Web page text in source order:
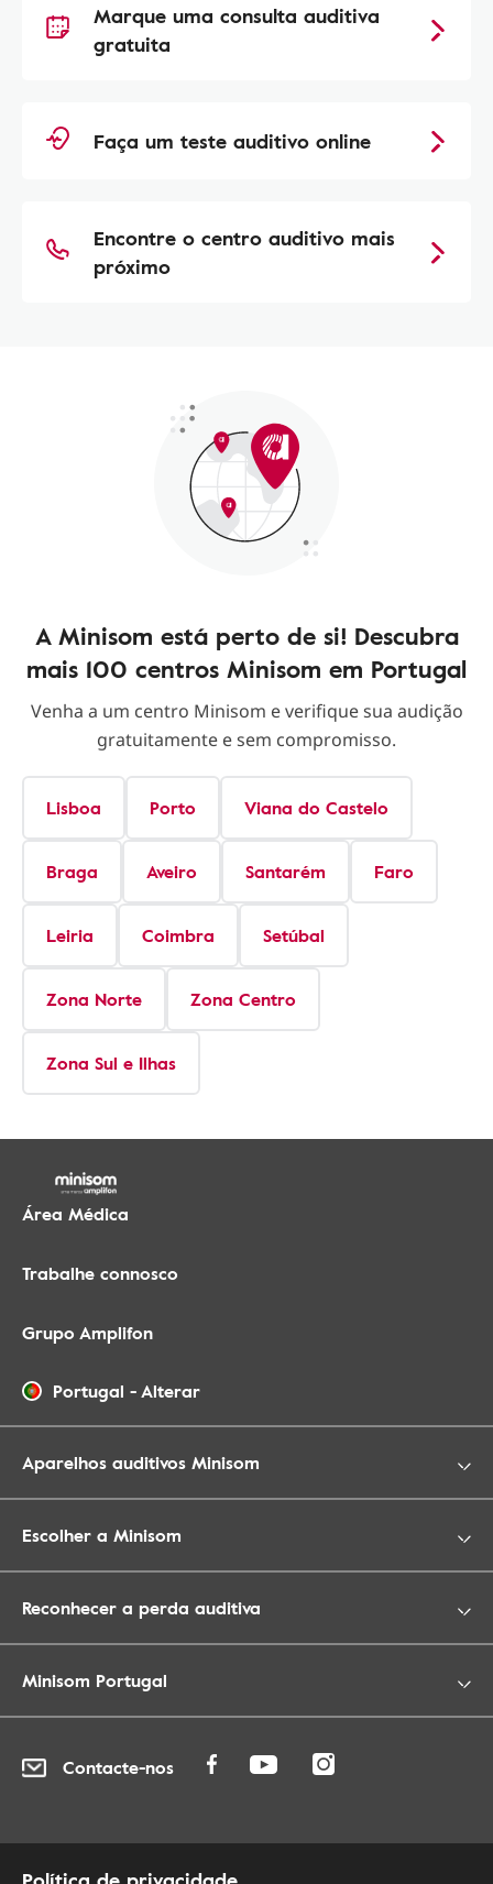
Marque uma consulta auditiva
gratuita
Faça um teste auditivo online
Encontre o centro auditivo mais
próximo
A Minisom está perto de si! Descubra
mais 100 centros Minisom em Portugal
Venha a um centro Minisom e verifique sua audição
gratuitamente e sem compromisso.
Lisboa Porto Viana do Castelo
Braga Aveiro Santarém Faro
Leiria Coimbra Setúbal
Zona Norte Zona Centro
Zona Sul e Ilhas
Área Médica
Trabalhe connosco
Grupo Amplifon
Portugal -Alterar
Aparelhos auditivos Minisom
Escolher a Minisom
Reconhecer a perda auditiva
Minisom Portugal
Contacte-nos